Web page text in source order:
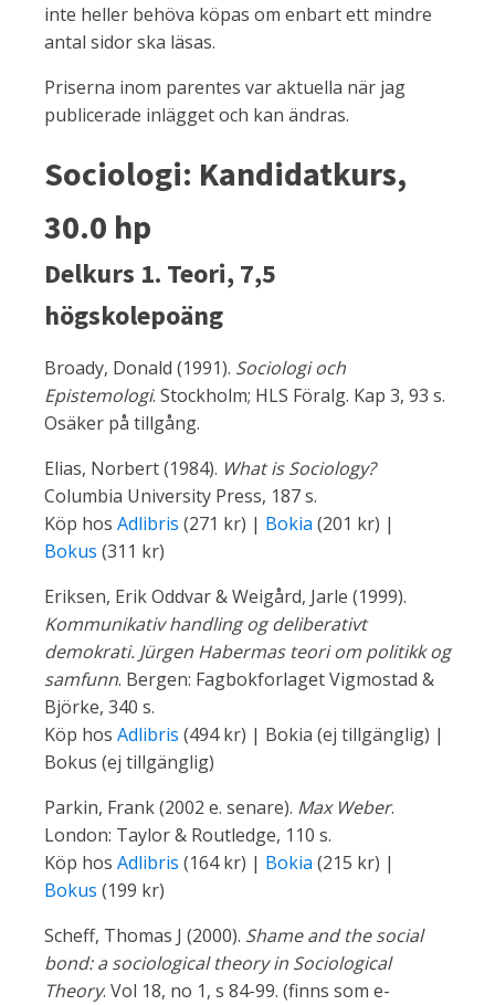
inte heller behöva köpas om enbart ett mindre
antal sidor ska läsas.
Priserna inom parentes var aktuella när jag
publicerade inlägget och kan ändras.
Sociologi: Kandidatkurs,
30.0 hp
Delkurs 1. Teori, 7,5
högskolepoäng
Broady, Donald (1991). Sociologi och
Epistemologi. Stockholm; HLS Föralg. Kap 3, 93 s.
Osäker på tillgång.
Elias, Norbert (1984). What is Sociology?
Columbia University Press, 187 s.
Köp hos Adlibris (271 kr) | Bokia (201 kr) |
Bokus (311 kr)
Eriksen, Erik Oddvar & Weigård, Jarle (1999).
Kommunikativ handling og deliberativt
demokrati. Jürgen Habermas teori om politikk og
samfunn. Bergen: Fagbokforlaget Vigmostad &
Björke, 340 s.
Köp hos Adlibris (494 kr) | Bokia (ej tillgänglig) |
Bokus (ej tillgänglig)
Parkin, Frank (2002 e. senare). Max Weber.
London: Taylor & Routledge, 110 s.
Köp hos Adlibris (164 kr) | Bokia (215 kr) |
Bokus (199 kr)
Scheff, Thomas J (2000). Shame and the social
bond: a sociological theory in Sociological
Theory. Vol 18, no 1, s 84-99. (finns som e-